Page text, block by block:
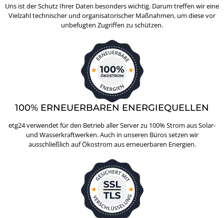
Uns ist der Schutz Ihrer Daten besonders wichtig. Darum treffen wir eine
Vielzahl technischer und organisatorischer Maßnahmen, um diese vor
unbefugten Zugriffen zu schützen.
100% ERNEUERBAREN ENERGIEQUELLEN
etg24 verwendet für den Betrieb aller Server zu 100% Strom aus Solar-
und Wasserkraftwerken. Auch in unseren Büros setzen wir
ausschließlich auf Ökostrom aus erneuerbaren Energien.